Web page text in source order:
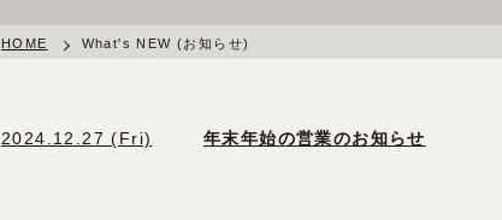
HOME What's NEW (お知らせ)
2024.12.27 (Fri) 年末年始の営業のお知らせ